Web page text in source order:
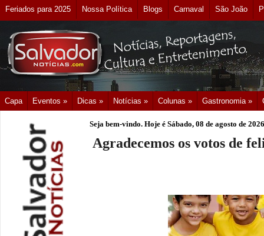
Feriados para 2025 Nossa Política Blogs Carnaval São João
Capa Eventos » Dicas » Notícias » Colunas » Gastronomia »
Seja bem-vindo. Hoje é Sábado, 08 de agosto de 2026
Agradecemos os votos de